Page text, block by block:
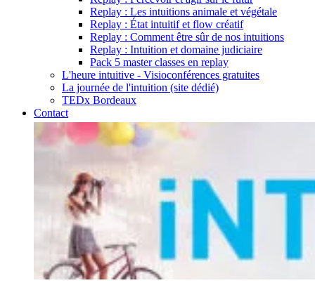
Replay : Les intuitions animale et végétale
Replay : État intuitif et flow créatif
Replay : Comment être sûr de nos intuitions
Replay : Intuition et domaine judiciaire
Pack 5 master classes en replay
L'heure intuitive - Visioconférences gratuites
La journée de l'intuition (site dédié)
TEDx Bordeaux
Contact